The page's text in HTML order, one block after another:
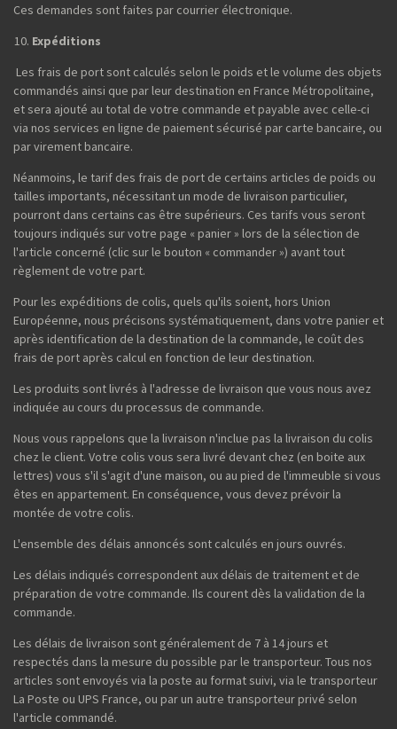
Ces demandes sont faites par courrier électronique.
Expéditions
Les frais de port sont calculés selon le poids et le volume des objets
commandés ainsi que par leur destination en France Métropolitaine,
et sera ajouté au total de votre commande et payable avec celle-ci
via nos services en ligne de paiement sécurisé par carte bancaire, ou
par virement bancaire.
Néanmoins, le tarif des frais de port de certains articles de poids ou
tailles importants, nécessitant un mode de livraison particulier,
pourront dans certains cas être supérieurs. Ces tarifs vous seront
toujours indiqués sur votre page « panier » lors de la sélection de
l'article concerné (clic sur le bouton « commander ») avant tout
règlement de votre part.
Pour les expéditions de colis, quels qu'ils soient, hors Union
Européenne, nous précisons systématiquement, dans votre panier et
après identification de la destination de la commande, le coût des
frais de port après calcul en fonction de leur destination.
Les produits sont livrés à l'adresse de livraison que vous nous avez
indiquée au cours du processus de commande.
Nous vous rappelons que la livraison n'inclue pas la livraison du colis
chez le client. Votre colis vous sera livré devant chez (en boite aux
lettres) vous s'il s'agit d'une maison, ou au pied de l'immeuble si vous
êtes en appartement. En conséquence, vous devez prévoir la
montée de votre colis.
L'ensemble des délais annoncés sont calculés en jours ouvrés.
Les délais indiqués correspondent aux délais de traitement et de
préparation de votre commande. Ils courent dès la validation de la
commande.
Les délais de livraison sont généralement de 7 à 14 jours et
respectés dans la mesure du possible par le transporteur. Tous nos
articles sont envoyés via la poste au format suivi, via le transporteur
La Poste ou UPS France, ou par un autre transporteur privé selon
l'article commandé.